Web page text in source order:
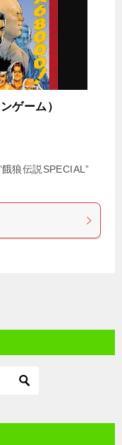
ゲーム）
狼伝説SPECIAL”